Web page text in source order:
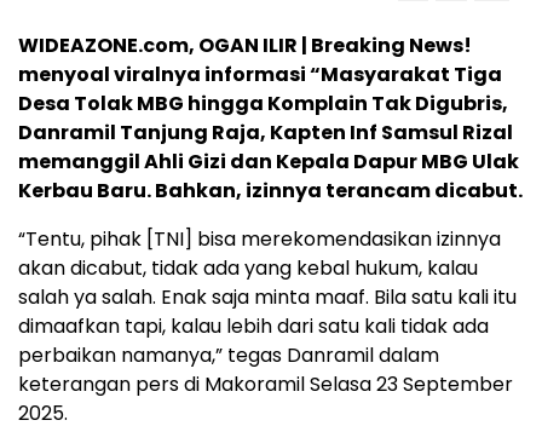
WIDEAZONE.com, OGAN ILIR | Breaking News!
menyoal viralnya informasi “Masyarakat Tiga
Desa Tolak MBG hingga Komplain Tak Digubris,
Danramil Tanjung Raja, Kapten Inf Samsul Rizal
memanggil Ahli Gizi dan Kepala Dapur MBG Ulak
Kerbau Baru. Bahkan, izinnya terancam dicabut.
“Tentu, pihak [TNI] bisa merekomendasikan izinnya
akan dicabut, tidak ada yang kebal hukum, kalau
salah ya salah. Enak saja minta maaf. Bila satu kali itu
dimaafkan tapi, kalau lebih dari satu kali tidak ada
perbaikan namanya,” tegas Danramil dalam
keterangan pers di Makoramil Selasa 23 September
2025.